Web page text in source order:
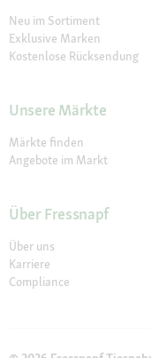
Neu im Sortiment
Exklusive Marken
Kostenlose Rücksendung
Unsere Märkte
Märkte finden
Angebote im Markt
Über Fressnapf
Über uns
Karriere
Compliance